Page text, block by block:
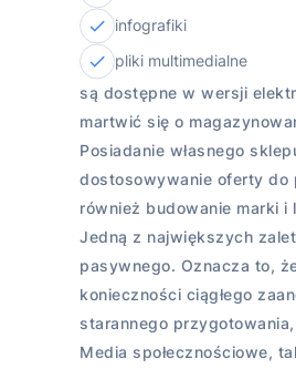
infografiki
pliki multimedialne
są dostępne w wersji
martwić się o
Posiadanie własnego
dostosowywanie oferty do
również budowanie marki i
Jedną z największych
pasywnego. Oznacza to,
konieczności ciągłego
starannego
Media społecznościowe,